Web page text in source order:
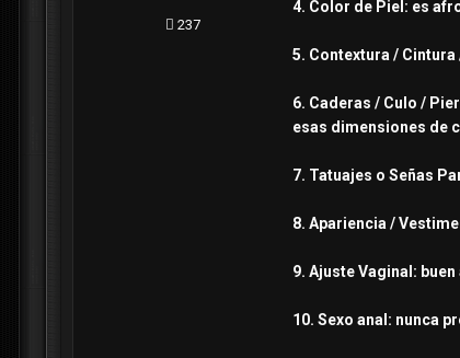
237
4. Color de Piel: es
5. Contextura /
6. Caderas / Culo /
esas dimensiones de
7. Tatuajes o Señas
8. Apariencia /
9. Ajuste Vaginal:
10. Sexo anal: nunca